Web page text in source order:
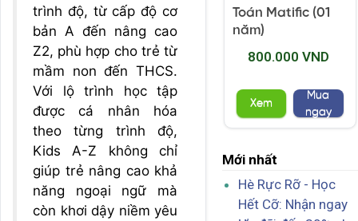
trình độ, từ cấp độ cơ
bản A đến nâng cao
Z2, phù hợp cho trẻ từ
mầm non đến THCS.
Với lộ trình học tập
được cá nhân hóa
theo từng trình độ,
Kids A-Z không chỉ
giúp trẻ nâng cao khả
năng ngoại ngữ mà
còn khơi dậy niềm yêu
Toán Matific (01
năm)
800.000 VND
Xem
Mua
ngay
Mới nhất
Hè Rực Rỡ - Học
Hết Cỡ: Nhận ngay